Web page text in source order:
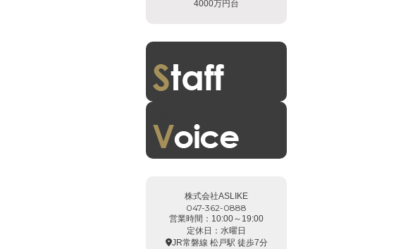
4000万円台
株式会社ASLIKE
047-362-0888
営業時間：10:00～19:00
定休日：水曜日
JR常磐線 松戸駅 徒歩7分